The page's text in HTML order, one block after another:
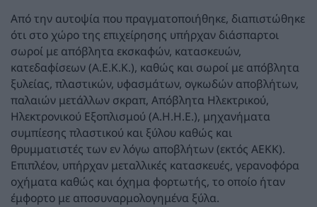
Από την αυτοψία που πραγματοποιήθηκε, διαπιστώθηκε
ότι στο χώρο της επιχείρησης υπήρχαν διάσπαρτοι
σωροί με απόβλητα εκσκαφών, κατασκευών,
κατεδαφίσεων (Α.Ε.Κ.Κ.), καθώς και σωροί με απόβλητα
ξυλείας, πλαστικών, υφασμάτων, ογκωδών αποβλήτων,
παλαιών μετάλλων σκραπ, Απόβλητα Ηλεκτρικού,
Ηλεκτρονικού Εξοπλισμού (Α.Η.Η.Ε.), μηχανήματα
συμπίεσης πλαστικού και ξύλου καθώς και
θρυμματιστές των εν λόγω αποβλήτων (εκτός ΑΕΚΚ).
Επιπλέον, υπήρχαν μεταλλικές κατασκευές, γερανοφόρα
οχήματα καθώς και όχημα φορτωτής, το οποίο ήταν
έμφορτο με αποσυναρμολογημένα ξύλα.